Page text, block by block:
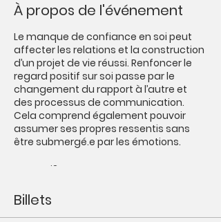
À propos de l'événement
Le manque de confiance en soi peut
affecter les relations et la construction
d’un projet de vie réussi. Renfoncer le
regard positif sur soi passe par le
changement du rapport à l’autre et
des processus de communication.
Cela comprend également pouvoir
assumer ses propres ressentis sans
être submergé.e par les émotions.
Pour qui?
veulent construire de nouvelles façons
Billets